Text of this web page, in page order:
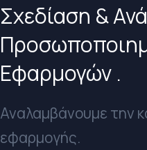
Σχεδίαση &
Εφαρμογών .
Αναλαμβάνουμε την
εφαρμογής.